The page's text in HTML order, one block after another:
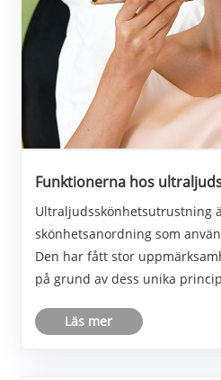
Funktionerna hos
Ultraljudsskönhetsutrustning
skönhetsanordning som
Den har fått stor
på grund av dess unika
Läs mer